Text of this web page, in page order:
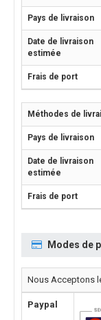
Modes de
Nous Acceptons
Paypal